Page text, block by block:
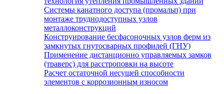
Системы канатного доступа (промальп) при
монтаже труднодоступных узлов
металлоконструкций
Конструирование бесфасоночных узлов ферм из
замкнутых гнутосварных профилей (ГНУ)
Применение дистанционно управляемых замков
(траверс) для расстроповки на высоте
Расчет остаточной несущей способности
элементов с коррозионным износом